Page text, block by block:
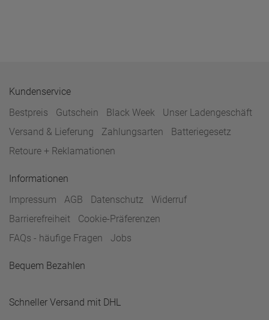
Kundenservice
Bestpreis
Gutschein Black Week
Unser Ladengeschäft
Versand & Lieferung
Zahlungsarten
Batteriegesetz
Retoure + Reklamationen
Informationen
Impressum
AGB Datenschutz
Widerruf
Barrierefreiheit
Cookie-Präferenzen
FAQs - häufige Fragen
Jobs
Bequem Bezahlen
Schneller Versand mit DHL